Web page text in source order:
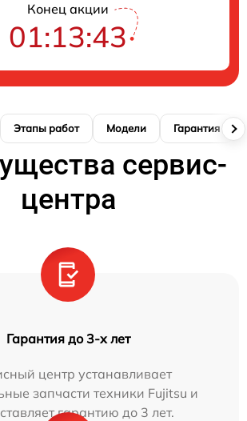
Конец акции
01:13:42
Этапы работ Модели Гарантия
сервис-
центра
Гарантия до 3-х лет
центр устанавливает
запчасти техники Fujitsu и
гарантию до 3 лет.